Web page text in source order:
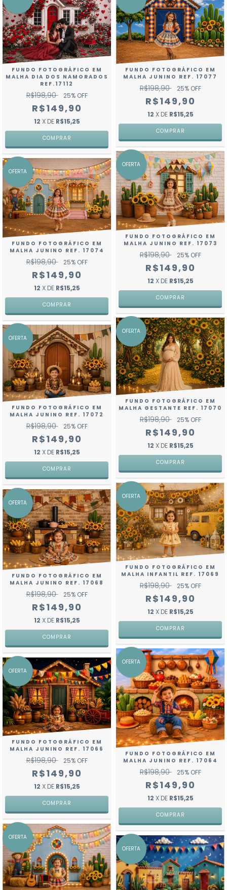
FUNDO FOTOGRÁFICO EM
MALHA DIA DOS NAMORADOS
REF.17112
R$198,90 25% OFF
R$149,90
12 X DE R$15,25
COMPRAR
FUNDO FOTOGRÁFICO EM
MALHA JUNINO REF. 17077
R$198,90 25% OFF
R$149,90
12 X DE R$15,25
COMPRAR
OFERTA
FUNDO FOTOGRÁFICO EM
MALHA JUNINO REF. 17074
R$198,90 25% OFF
R$149,90
12 X DE R$15,25
COMPRAR
OFERTA
FUNDO FOTOGRÁFICO EM
MALHA JUNINO REF. 17073
R$198,90 25% OFF
R$149,90
12 X DE R$15,25
COMPRAR
OFERTA
FUNDO FOTOGRÁFICO EM
MALHA JUNINO REF. 17072
R$198,90 25% OFF
R$149,90
12 X DE R$15,25
COMPRAR
OFERTA
FUNDO FOTOGRÁFICO EM
MALHA GESTANTE REF. 17070
R$198,90 25% OFF
R$149,90
12 X DE R$15,25
COMPRAR
OFERTA
FUNDO FOTOGRÁFICO EM
MALHA JUNINO REF. 17068
R$198,90 25% OFF
R$149,90
12 X DE R$15,25
COMPRAR
OFERTA
FUNDO FOTOGRÁFICO EM
MALHA INFANTIL REF. 17069
R$198,90 25% OFF
R$149,90
12 X DE R$15,25
COMPRAR
OFERTA
FUNDO FOTOGRÁFICO EM
MALHA JUNINO REF. 17066
R$198,90 25% OFF
R$149,90
12 X DE R$15,25
COMPRAR
OFERTA
FUNDO FOTOGRÁFICO EM
MALHA JUNINO REF. 17064
R$198,90 25% OFF
R$149,90
12 X DE R$15,25
COMPRAR
OFERTA
OFERTA